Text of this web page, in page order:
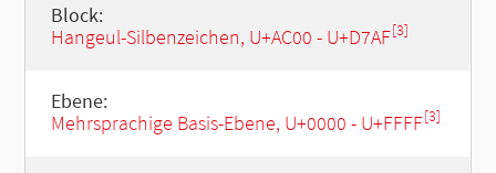
Block:
Hangeul-Silbenzeichen, U+AC00 - U+D7AF[3]
Ebene:
Mehrsprachige Basis-Ebene, U+0000 - U+FFFF[3]